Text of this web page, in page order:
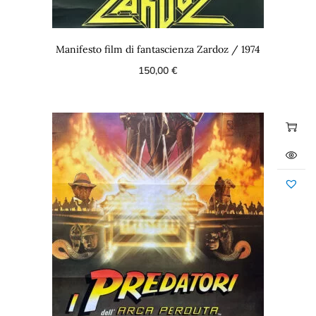
Manifesto film di fantascienza Zardoz / 1974
150,00€